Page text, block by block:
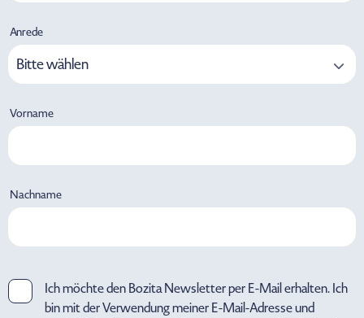
Anrede
Bitte wählen
Vorname
Nachname
Ich möchte den Bozita Newsletter per E-Mail erhalten. Ich
bin mit der Verwendung meiner E-Mail-Adresse und